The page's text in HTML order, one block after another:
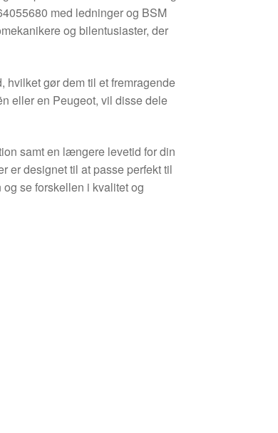
med ledninger og BSM
og bilentusiaster, der
hvilket gør dem til et fremragende
eller en Peugeot, vil disse dele
samt en længere levetid for din
er designet til at passe perfekt til
se forskellen i kvalitet og